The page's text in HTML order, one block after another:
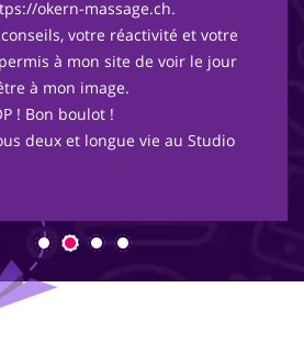
okern-massage.ch.
votre réactivité et votre
à mon site de voir le jour
à mon image.
! Bon boulot !
deux et longue vie au Studio